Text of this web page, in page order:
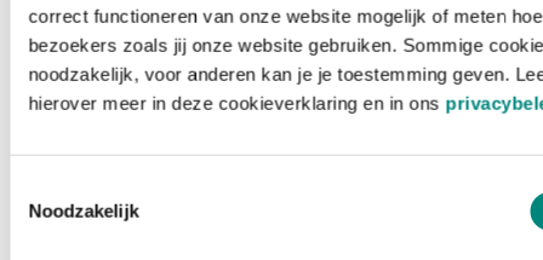
correct functioneren van onze website mogelijk of meten hoe
bezoekers zoals jij onze website gebruiken. Sommige
noodzakelijk, voor anderen kan je je toestemming geven.
hierover meer in deze cookieverklaring en in ons
Noodzakelijk